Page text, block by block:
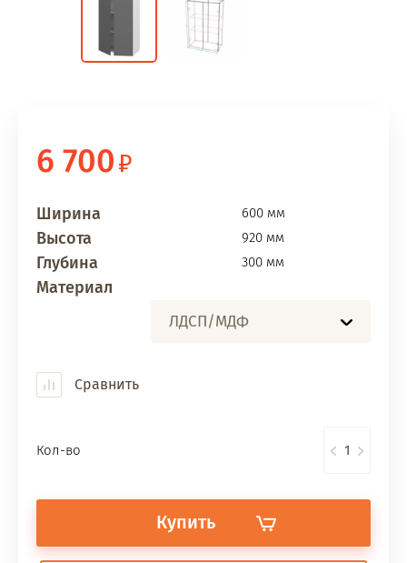
6 700
Ширина 600 мм
Высота 920 мм
Глубина 300 мм
Материал
ЛДСП/МДФ
Сравнить
Кол-во
Купить